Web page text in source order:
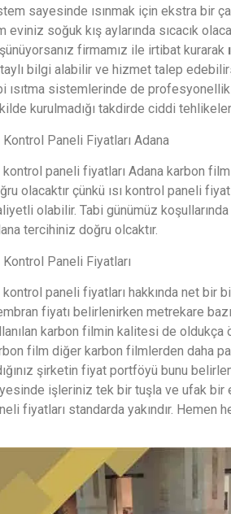
sayesinde ısınmak için ekstra bir
eviniz soğuk kış aylarında sıcacık
firmamız ile irtibat kurarak
bilgi alabilir ve hizmet talep
ısıtma sistemlerinde de
kurulmadığı takdirde ciddi
Kontrol Paneli Fiyatları Adana
kontrol paneli fiyatları Adana karbon
olacaktır çünkü ısı kontrol paneli
olabilir. Tabi günümüz
tercihiniz doğru olcaktır.
Kontrol Paneli Fiyatları
kontrol paneli fiyatları hakkında net bir
fiyatı belirlenirken metrekare
karbon filmin kalitesi de oldukça
film diğer karbon filmlerden daha
şirketin fiyat portföyü bunu
işleriniz tek bir tuşla ve ufak bir
fiyatları standarda yakındır. Hemen